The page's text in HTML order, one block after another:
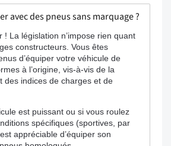
avec des pneus sans marquage ?
! La législation n’impose rien quant
constructeurs. Vous êtes
d’équiper votre véhicule de
à l’origine, vis-à-vis de la
des indices de charges et de
est puissant ou si vous roulez
spécifiques (sportives, par
appréciable d’équiper son